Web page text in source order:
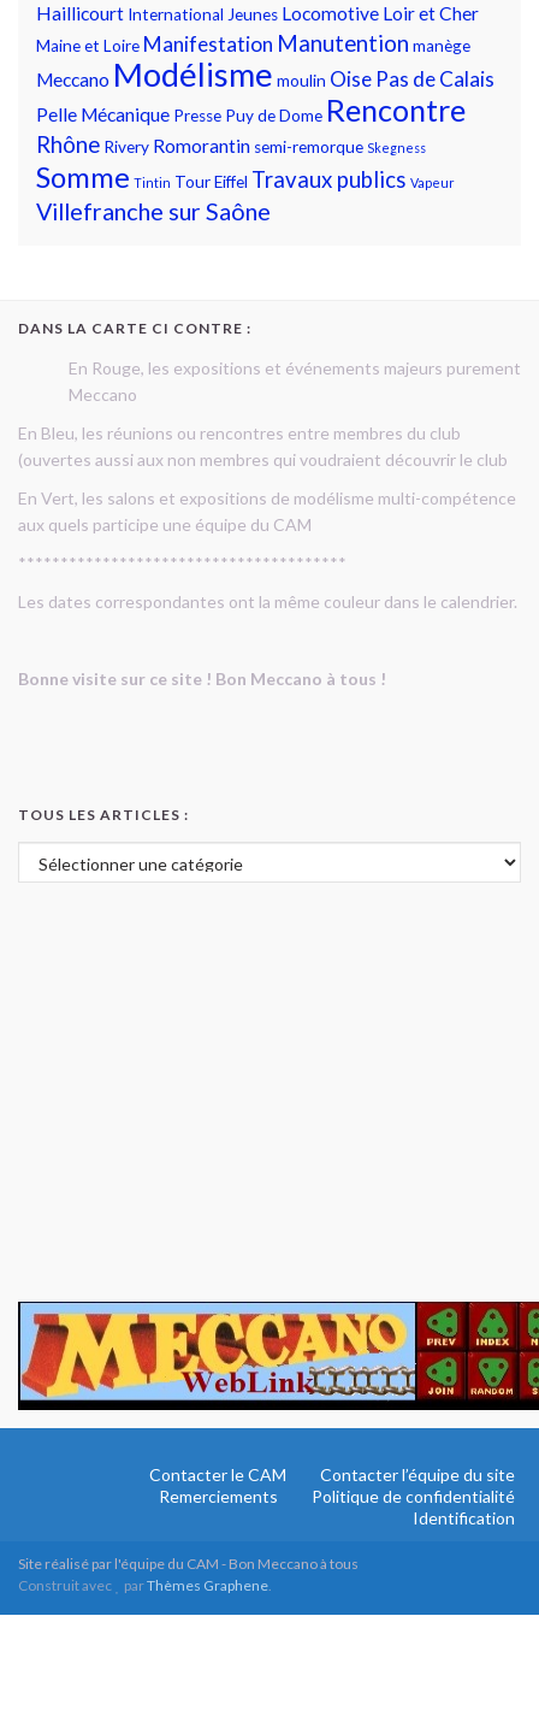
Haillicourt International Jeunes Locomotive Loir et Cher
Maine et Loire Manifestation Manutention manège
Meccano Modélisme moulin Oise Pas de Calais
Pelle Mécanique Presse Puy de Dome Rencontre
Rhône Rivery Romorantin semi-remorque Skegness
Somme Tintin Tour Eiffel Travaux publics Vapeur
Villefranche sur Saône
DANS LA CARTE CI CONTRE :
En Rouge, les expositions et événements majeurs purement
Meccano
En Bleu, les réunions ou rencontres entre membres du club
(ouvertes aussi aux non membres qui voudraient découvrir le club
En Vert, les salons et expositions de modélisme multi-compétence
aux quels participe une équipe du CAM
***************************************
Les dates correspondantes ont la même couleur dans le calendrier.
Bonne visite sur ce site ! Bon Meccano à tous !
TOUS LES ARTICLES :
Tous les articles :
Contacter le CAM
Contacter l’équipe du site
Remerciements
Politique de confidentialité
Identification
Site réalisé par l'équipe du CAM - Bon Meccano à tous
Construit avec
parThèmes Graphene